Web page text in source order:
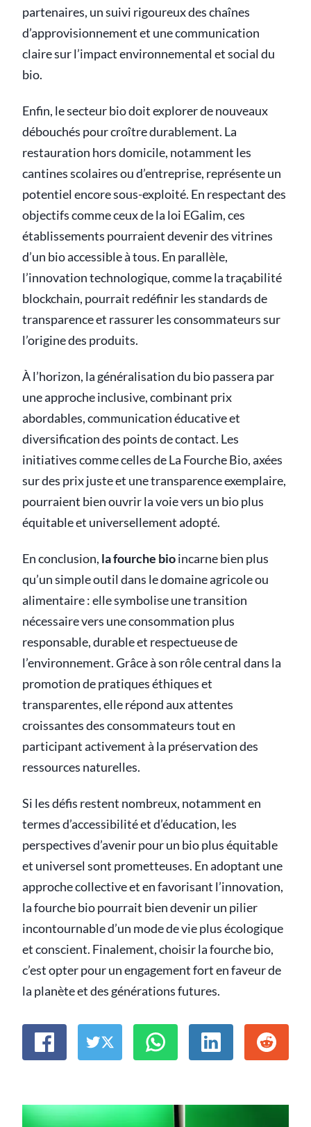
partenaires, un suivi rigoureux des chaînes
d’approvisionnement et une communication
claire sur l’impact environnemental et social du
bio.
Enfin, le secteur bio doit explorer de nouveaux
débouchés pour croître durablement. La
restauration hors domicile, notamment les
cantines scolaires ou d’entreprise, représente un
potentiel encore sous-exploité. En respectant des
objectifs comme ceux de la loi EGalim, ces
établissements pourraient devenir des vitrines
d’un bio accessible à tous. En parallèle,
l’innovation technologique, comme la traçabilité
blockchain, pourrait redéfinir les standards de
transparence et rassurer les consommateurs sur
l’origine des produits.
À l’horizon, la généralisation du bio passera par
une approche inclusive, combinant prix
abordables, communication éducative et
diversification des points de contact. Les
initiatives comme celles de La Fourche Bio, axées
sur des prix juste et une transparence exemplaire,
pourraient bien ouvrir la voie vers un bio plus
équitable et universellement adopté.
En conclusion, la fourche bioincarne bien plus
qu’un simple outil dans le domaine agricole ou
alimentaire : elle symbolise une transition
nécessaire vers une consommation plus
responsable, durable et respectueuse de
l’environnement. Grâce à son rôle central dans la
promotion de pratiques éthiques et
transparentes, elle répond aux attentes
croissantes des consommateurs tout en
participant activement à la préservation des
ressources naturelles.
Si les défis restent nombreux, notamment en
termes d’accessibilité et d’éducation, les
perspectives d’avenir pour un bio plus équitable
et universel sont prometteuses. En adoptant une
approche collective et en favorisant l’innovation,
la fourche bio pourrait bien devenir un pilier
incontournable d’un mode de vie plus écologique
et conscient. Finalement, choisir la fourche bio,
c’est opter pour un engagement fort en faveur de
la planète et des générations futures.